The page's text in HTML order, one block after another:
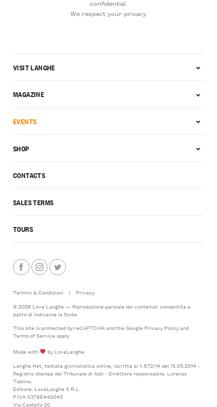
confidential.
We respect your privacy.
CONTACTS
SALES TERMS
TOURS
VISIT LANGHE
MAGAZINE
EVENTS
SHOP
Termini & Condizioni |
Privacy
© 2026 Love Langhe — Riproduzione parziale dei contenuti consentita a
patto di indicarne la fonte
This site is protected by reCAPTCHA and the Google Privacy Policyand
Terms of Serviceapply
Made with
by LoveLanghe
Langhe.Net, testata giornalistica online, iscritta al n.672/14 del 15.05.2014 -
Registro stampa del Tribunale di Asti - Direttore responsabile: Lorenzo
Tablino.
Editore: LoveLanghe S.R.L.
P.IVA 03796440042
Via Castello 20